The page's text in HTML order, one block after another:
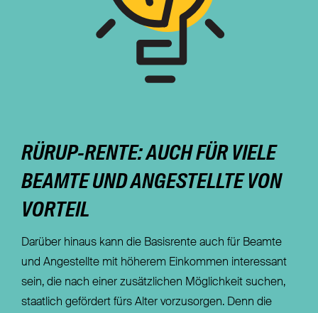
RÜRUP-RENTE: AUCH FÜR VIELE
BEAMTE UND ANGESTELLTE VON
VORTEIL
Darüber hinaus kann die Basisrente auch für Beamte
und Angestellte mit höherem Einkommen interessant
sein, die nach einer zusätzlichen Möglichkeit suchen,
staatlich gefördert fürs Alter vorzusorgen. Denn die